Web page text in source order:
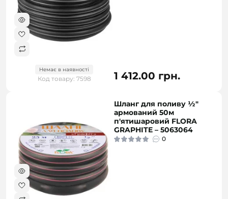
Немає в наявності
Код товару: 7598 1 412.00 грн.
Шланг для поливу ½"
армований 50м
п'ятишаровий FLORA
GRAPHITE – 5063064
0